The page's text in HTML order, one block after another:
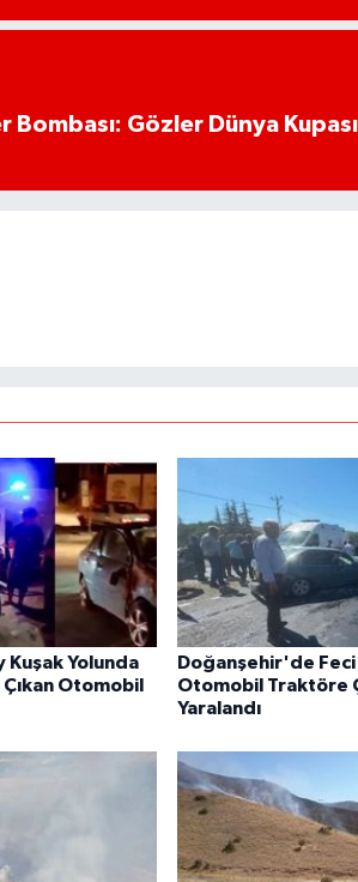
Gözler Dünya
Yolunda
Otomobil
Doğanşehir'de Feci
Otomobil Traktöre
Yaralandı